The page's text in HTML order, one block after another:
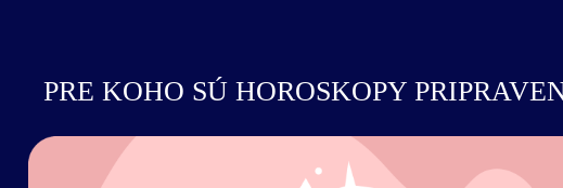
PRE KOHO SÚ HOROSKOPY